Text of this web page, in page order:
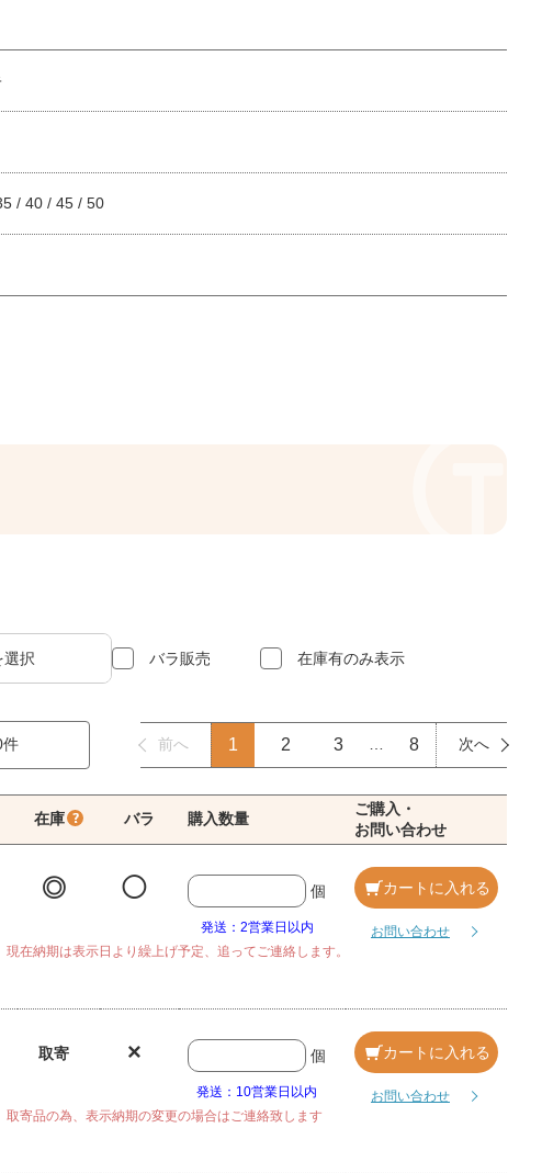
/ 40 / 45 / 50
バラ販売 在庫有のみ表示
前へ 1 2 3 8 次へ
在庫 バラ 購入数量
ご購入・
お問い合わせ
◎ ◯ 個
発送：2営業日以内
現在納期は表示日より繰上げ予定、追ってご連絡します。
カートに入れる
お問い合わせ
取寄 × 個
発送：10営業日以内
取寄品の為、表示納期の変更の場合はご連絡致します
カートに入れる
お問い合わせ